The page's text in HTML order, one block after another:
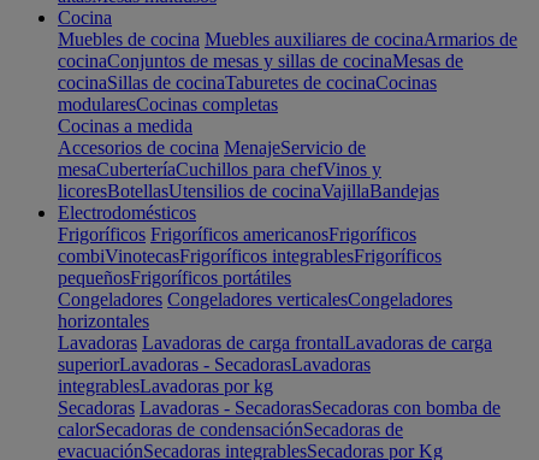
Cocina
Muebles de cocina Muebles auxiliares de cocinaArmarios de
cocinaConjuntos de mesas y sillas de cocinaMesas de
cocinaSillas de cocinaTaburetes de cocinaCocinas
modularesCocinas completas
Cocinas a medida
Accesorios de cocina MenajeServicio de
mesaCuberteríaCuchillos para chefVinos y
licoresBotellasUtensilios de cocinaVajillaBandejas
Electrodomésticos
Frigoríficos Frigoríficos americanosFrigoríficos
combiVinotecasFrigoríficos integrablesFrigoríficos
pequeñosFrigoríficos portátiles
Congeladores Congeladores verticalesCongeladores
horizontales
Lavadoras Lavadoras de carga frontalLavadoras de carga
superiorLavadoras - SecadorasLavadoras
integrablesLavadoras por kg
Secadoras Lavadoras - SecadorasSecadoras con bomba de
calorSecadoras de condensaciónSecadoras de
evacuaciónSecadoras integrablesSecadoras por Kg